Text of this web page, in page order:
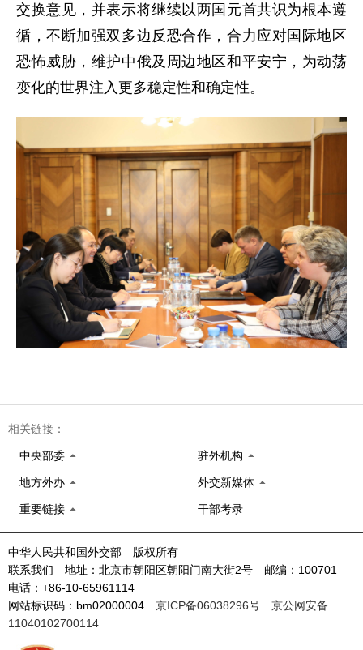
交换意见，并表示将继续以两国元首共识为根本遵
循，不断加强双多边反恐合作，合力应对国际地区
恐怖威胁，维护中俄及周边地区和平安宁，为动荡
变化的世界注入更多稳定性和确定性。
相关链接：
中央部委 驻外机构
地方外办 外交新媒体
重要链接 干部考录
中华人民共和国外交部 版权所有
联系我们 地址：北京市朝阳区朝阳门南大街2号 邮编：100701
电话：+86-10-65961114
网站标识码：bm02000004 京ICP备06038296号
京公网安备
11040102700114